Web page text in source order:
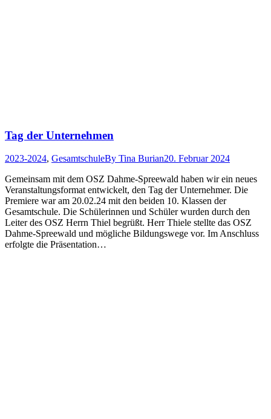
Tag der Unternehmen
2023-2024, GesamtschuleBy Tina Burian20. Februar 2024
Gemeinsam mit dem OSZ Dahme-Spreewald haben wir ein neues
Veranstaltungsformat entwickelt, den Tag der Unternehmer. Die
Premiere war am 20.02.24 mit den beiden 10. Klassen der
Gesamtschule. Die Schülerinnen und Schüler wurden durch den
Leiter des OSZ Herrn Thiel begrüßt. Herr Thiele stellte das OSZ
Dahme-Spreewald und mögliche Bildungswege vor. Im Anschluss
erfolgte die Präsentation…